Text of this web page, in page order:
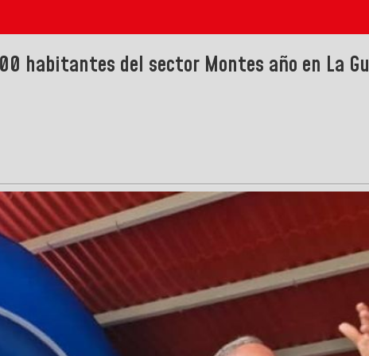
habitantes del sector Montes año en La